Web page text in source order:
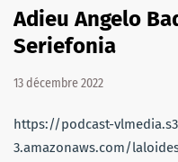
Adieu Angelo
Seriefonia
13 décembre 2022
https://podcast-
3.amazonaws.com/